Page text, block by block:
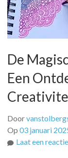
De
Een
Door
Op 03 januari
Laat een